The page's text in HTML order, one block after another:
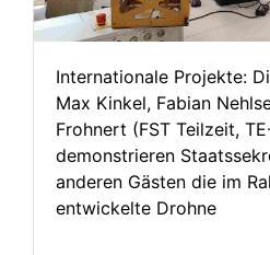
Internationale Projekte:
Max Kinkel, Fabian
Frohnert (FST Teilzeit,
demonstrieren
anderen Gästen die im
entwickelte Drohne